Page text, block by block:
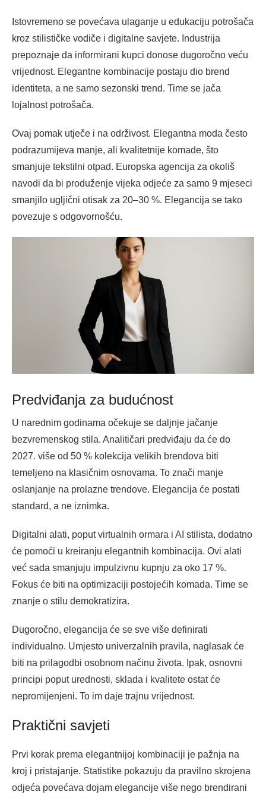
Istovremeno se povećava ulaganje u edukaciju potrošača
kroz stilističke vodiče i digitalne savjete. Industrija
prepoznaje da informirani kupci donose dugoročno veću
vrijednost. Elegantne kombinacije postaju dio brend
identiteta, a ne samo sezonski trend. Time se jača
lojalnost potrošača.
Ovaj pomak utječe i na održivost. Elegantna moda često
podrazumijeva manje, ali kvalitetnije komade, što
smanjuje tekstilni otpad. Europska agencija za okoliš
navodi da bi produženje vijeka odjeće za samo 9 mjeseci
smanjilo ugljični otisak za 20–30 %. Elegancija se tako
povezuje s odgovornošću.
Predviđanja za budućnost
U narednim godinama očekuje se daljnje jačanje
bezvremenskog stila. Analitičari predviđaju da će do
2027. više od 50 % kolekcija velikih brendova biti
temeljeno na klasičnim osnovama. To znači manje
oslanjanje na prolazne trendove. Elegancija će postati
standard, a ne iznimka.
Digitalni alati, poput virtualnih ormara i AI stilista, dodatno
će pomoći u kreiranju elegantnih kombinacija. Ovi alati
već sada smanjuju impulzivnu kupnju za oko 17 %.
Fokus će biti na optimizaciji postojećih komada. Time se
znanje o stilu demokratizira.
Dugoročno, elegancija će se sve više definirati
individualno. Umjesto univerzalnih pravila, naglasak će
biti na prilagodbi osobnom načinu života. Ipak, osnovni
principi poput urednosti, sklada i kvalitete ostat će
nepromijenjeni. To im daje trajnu vrijednost.
Praktični savjeti
Prvi korak prema elegantnijoj kombinaciji je pažnja na
kroj i pristajanje. Statistike pokazuju da pravilno skrojena
odjeća povećava dojam elegancije više nego brendirani